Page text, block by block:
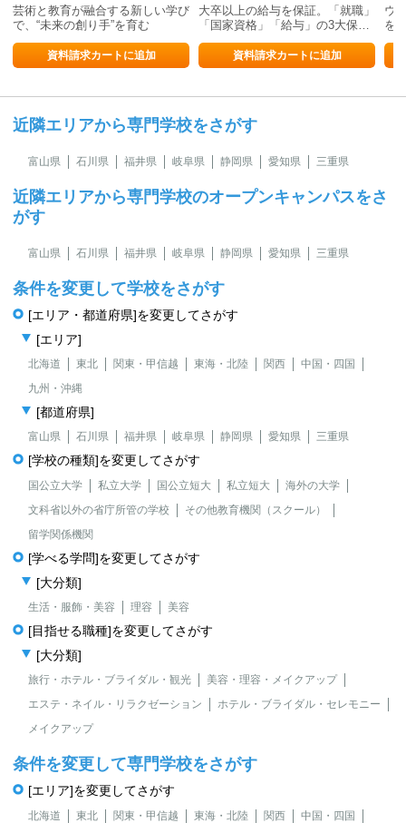
芸術と教育が融合する新しい学び
で、“未来の創り手”を育む
資料請求カートに追加
大卒以上の給与を保証。「就職」
「国家資格」「給与」の3大保…
資料請求カートに追加
ウ
を
近隣エリアから専門学校をさがす
富山県 石川県 福井県 岐阜県 静岡県 愛知県 三重県
近隣エリアから専門学校のオープンキャンパスをさ
がす
富山県 石川県 福井県 岐阜県 静岡県 愛知県 三重県
条件を変更して学校をさがす
[エリア・都道府県]を変更してさがす
[エリア]
北海道 東北 関東・甲信越 東海・北陸 関西
中国・四国
九州・沖縄
[都道府県]
富山県 石川県 福井県 岐阜県 静岡県 愛知県 三重県
[学校の種類]を変更してさがす
国公立大学 私立大学 国公立短大 私立短大
海外の大学
文科省以外の省庁所管の学校
その他教育機関（スクール）
留学関係機関
[学べる学問]を変更してさがす
[大分類]
生活・服飾・美容 理容 美容
[目指せる職種]を変更してさがす
[大分類]
旅行・ホテル・ブライダル・観光
美容・理容・メイクアップ
エステ・ネイル・リラクゼーション
ホテル・ブライダル・セレモニー
メイクアップ
条件を変更して専門学校をさがす
[エリア]を変更してさがす
北海道 東北 関東・甲信越 東海・北陸 関西
中国・四国